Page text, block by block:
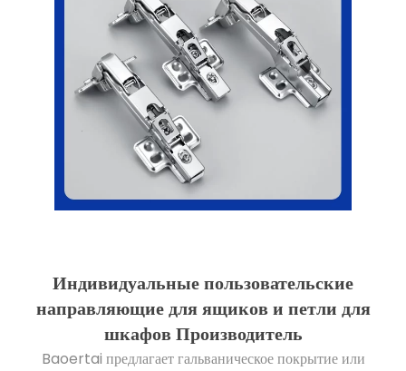
Индивидуальные пользовательские
направляющие для ящиков и петли для
шкафов Производитель
Baoertai предлагает гальваническое покрытие или